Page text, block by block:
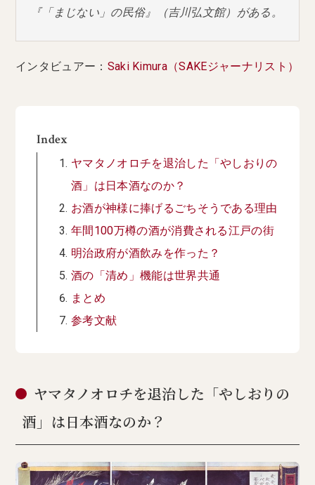
『「まじない」の民俗』（吉川弘文館）がある。
インタビュアー： Saki Kimura（SAKEジャーナリスト）
Index
ヤマタノオロチを退治した「やしおりの
酒」は日本酒なのか？
お酒が神様に捧げるごちそうである理由
年間100万樽の酒が消費される江戸の街
明治政府が酒飲みを作った？
酒の「清め」機能は世界共通
まとめ
参考文献
ヤマタノオロチを退治した「やしおりの
酒」は日本酒なのか？